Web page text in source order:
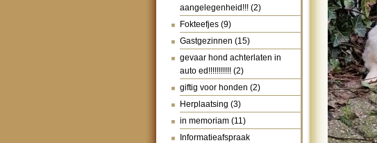
aangelegenheid!!! (2)
Fokteefjes (9)
Gastgezinnen (15)
gevaar hond achterlaten in
auto ed!!!!!!!!!!! (2)
giftig voor honden (2)
Herplaatsing (3)
in memoriam (11)
Informatieafspraak